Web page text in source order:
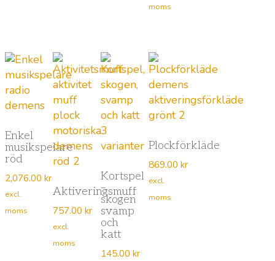
moms
Enkel
musikspelare
röd
2,076.00 kr
excl.
moms
Aktiveringsmuff
757.00kr
excl.
moms
Kortspel
–
skogen
svamp
och
katt
145.00kr
Plockförkläde
869.00kr
excl.
moms